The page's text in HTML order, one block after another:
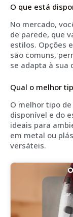
O que está
No mercado,
de parede, que
estilos. Opções
são comuns,
se adapta à sua
Qual o melhor
O melhor tipo
disponível e do
ideais para
em metal ou
versáteis.